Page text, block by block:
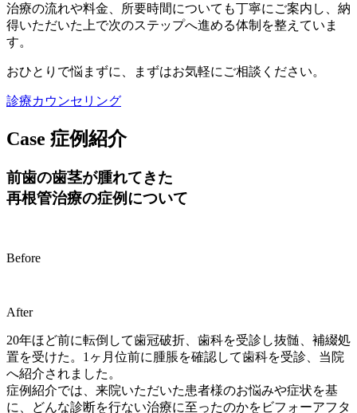
治療の流れや料金、所要時間についても丁寧にご案内し、納
得いただいた上で次のステップへ進める体制を整えていま
す。
おひとりで悩まずに、まずはお気軽にご相談ください。
診療カウンセリング
Case 症例紹介
前歯の歯茎が腫れてきた
再根管治療の症例について
Before
After
20年ほど前に転倒して歯冠破折、歯科を受診し抜髄、補綴処
置を受けた。1ヶ月位前に腫脹を確認して歯科を受診、当院
へ紹介されました。
症例紹介では、来院いただいた患者様のお悩みや症状を基
に、どんな診断を行ない治療に至ったのかをビフォーアフタ